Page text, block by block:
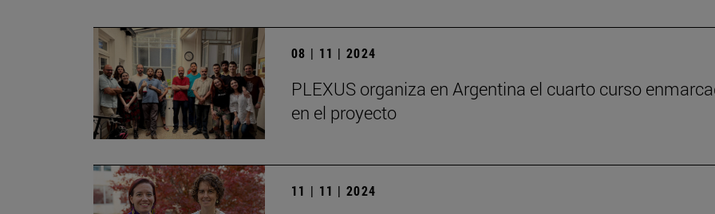
08 | 11 | 2024
PLEXUS organiza en Argentina el cuarto curso
en el proyecto
11 | 11 | 2024